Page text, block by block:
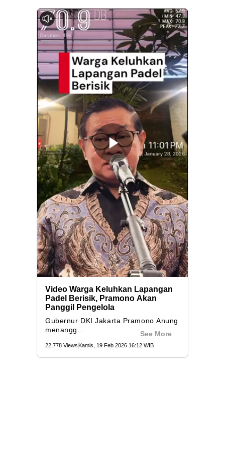
0:00
Memutarkan
Video
Video Warga Keluhkan Lapangan
Padel Berisik, Pramono Akan
Panggil Pengelola
Gubernur DKI Jakarta Pramono Anung
menangg...
See More
22,778 Views Kamis, 19 Feb 2026 16:12 WIB